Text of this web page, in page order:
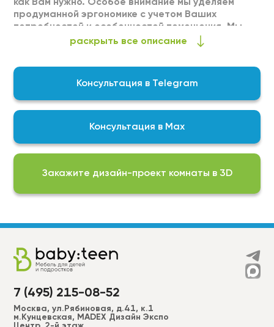
как Вам нужно. Особое внимание мы уделяем
продуманной эргономике с учетом Ваших
потребностей и особенностей помещения. Мы
можем выполнить любое изделие на заказ по
качественный продукт
На выбор доступны актуальные подборки
цветов, фактур и финишных покрытий для
реализации любой задумки:
Фурнитура BLUM\DTC;
ЛДСП EGGER;
Пластики ALVIC, CLEAF, FENIX, AGT, EVOGLOSS и др.
вариантов фрезеровки для фасадов + фрезеровки
Широкий ассортимент ручек, а также без ручек
“push to open”.
раскрыть все описание
Консультация в Telegram
Консультация в Max
Закажите дизайн-проект комнаты в 3D
7 (495) 215-08-52
Москва, ул.Рябиновая, д.41, к.1
м.Кунцевская, MADEX Дизайн Экспо